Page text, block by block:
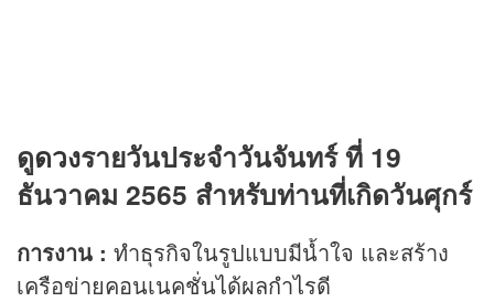
ดูดวงรายวันประจำวันจันทร์ ที่ 19
ธันวาคม 2565 สำหรับท่านที่เกิดวันศุกร์
การงาน : ทำธุรกิจในรูปแบบมีน้ำใจ และสร้าง
เครือข่ายคอนเนคชั่นได้ผลกำไรดี